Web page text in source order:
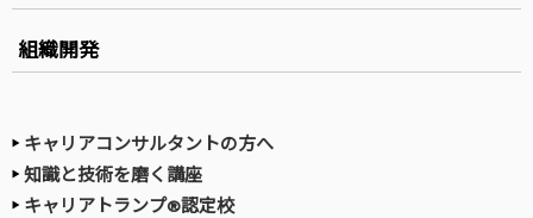
組織開発
キャリアコンサルタントの方へ
知識と技術を磨く講座
キャリアトランプ®認定校